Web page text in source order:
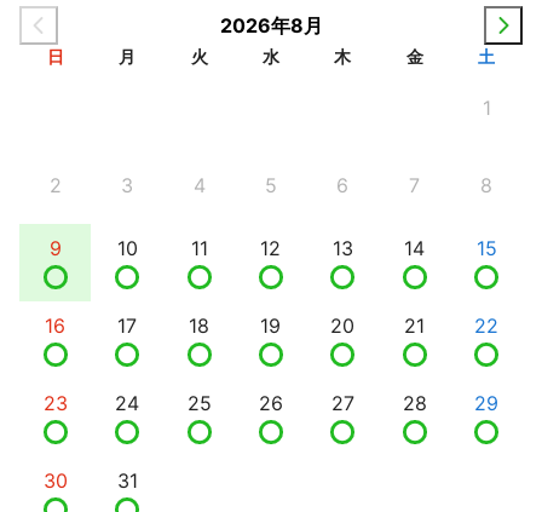
2026年8月
日 月 火 水 木 金 土
1
2 3 4 5 6 7 8
9 10 11 12 13 14 15
16 17 18 19 20 21 22
23 24 25 26 27 28 29
30 31